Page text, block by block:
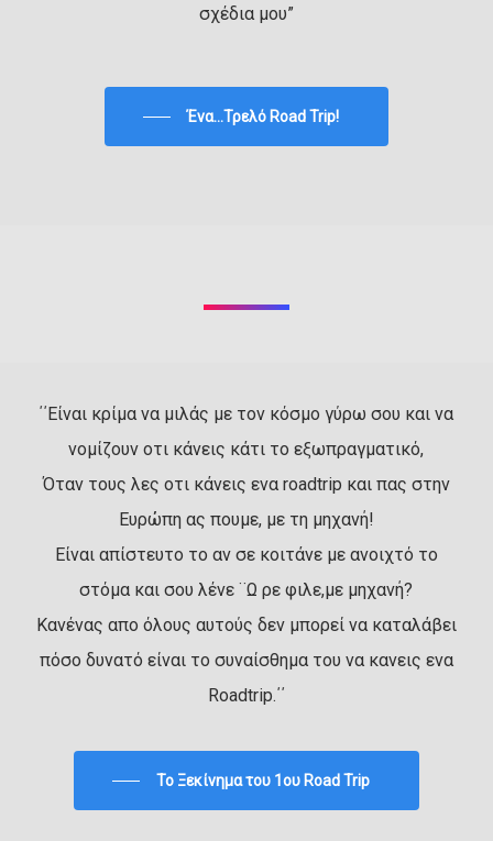
σχέδια μου”
Ένα...Τρελό Road Trip!
΄΄Είναι κρίμα να μιλάς με τον κόσμο γύρω σου και να
νομίζουν οτι κάνεις κάτι το εξωπραγματικό,
Όταν τους λες οτι κάνεις ενα roadtrip και πας στην
Ευρώπη ας πουμε, με τη μηχανή!
Είναι απίστευτο το αν σε κοιτάνε με ανοιχτό το
στόμα και σου λένε ¨Ω ρε φιλε,με μηχανή?
Κανένας απο όλους αυτούς δεν μπορεί να καταλάβει
πόσο δυνατό είναι το συναίσθημα του να κανεις ενα
Roadtrip.΄΄
To Ξεκίνημα του 1ου Road Trip